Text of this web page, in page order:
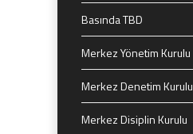
Basında TBD
Merkez Yönetim Kurulu
Merkez Denetim Kurulu
Merkez Disiplin Kurulu